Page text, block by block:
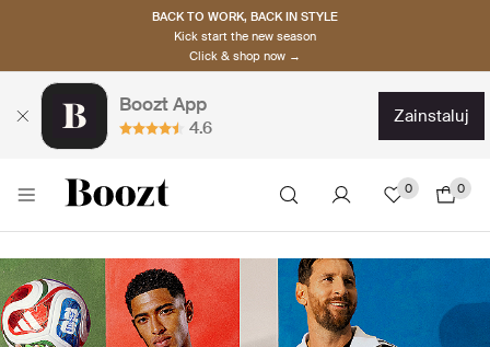
BACK TO WORK, BACK IN STYLE
Kick start the new season
Click & shop now →
Boozt App
4.6
zainstaluj
0 0